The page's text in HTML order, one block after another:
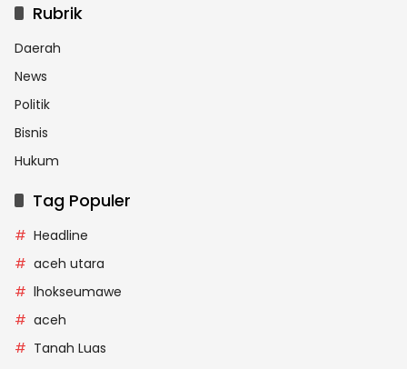
Rubrik
Daerah
News
Politik
Bisnis
Hukum
Tag Populer
Headline
aceh utara
lhokseumawe
aceh
Tanah Luas